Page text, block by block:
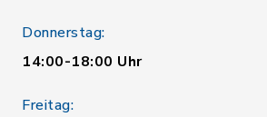
Donnerstag:
14:00-18:00 Uhr
Freitag: